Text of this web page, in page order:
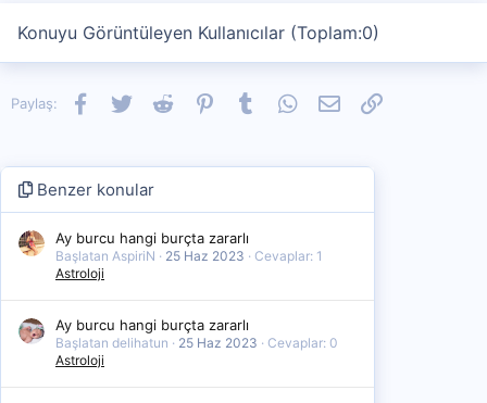
Konuyu Görüntüleyen Kullanıcılar (Toplam:0)
Paylaş: Facebook
TwitterReddit PinterestTumblrWhatsApp
E-postaLink
Benzer konular
Ay burcu hangi burçta zararlı
Başlatan AspiriN 25 Haz 2023
Cevaplar: 1
Astroloji
Ay burcu hangi burçta zararlı
Başlatan delihatun 25 Haz 2023
Cevaplar: 0
Astroloji